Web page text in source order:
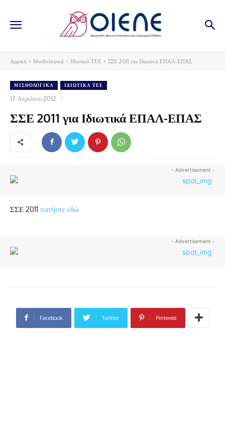
Αρχική Μισθολογικά Ιδιωτικά ΤΕΕ ΣΣΕ 2011 για Ιδιωτικά ΕΠΑΛ-ΕΠΑΣ
ΜΙΣΘΟΛΟΓΙΚΆ ΙΔΙΩΤΙΚΆ ΤΕΕ
17 Απριλίου 2012
ΣΣΕ 2011 για Ιδιωτικά ΕΠΑΛ-ΕΠΑΣ
- Advertisement -
ΣΣΕ 2011 πατήστε εδώ
- Advertisement -
Facebook Twitter Pinterest